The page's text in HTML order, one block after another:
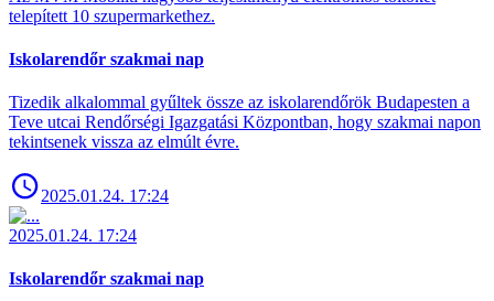
telepített 10 szupermarkethez.
Iskolarendőr szakmai nap
Tizedik alkalommal gyűltek össze az iskolarendőrök Budapesten a
Teve utcai Rendőrségi Igazgatási Központban, hogy szakmai napon
tekintsenek vissza az elmúlt évre.
2025.01.24. 17:24
2025.01.24. 17:24
Iskolarendőr szakmai nap